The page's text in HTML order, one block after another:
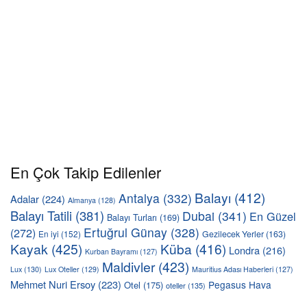
En Çok Takip Edilenler
Adalar (224) Almanya (128) Antalya (332) Balayı (412)
Balayı Tatili (381) Balayı Turları (169) Dubai (341) En Güzel
(272) En iyi (152) Ertuğrul Günay (328) Gezilecek Yerler (163)
Kayak (425) Kurban Bayramı (127) Küba (416) Londra (216)
Lux (130) Lux Oteller (129) Maldivler(423) Mauritius Adası Haberleri (127)
Mehmet Nuri Ersoy (223) Otel (175) oteller(135) Pegasus Hava